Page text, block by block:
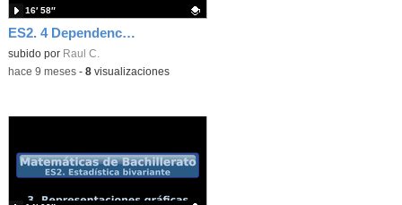
ES2. 4 Dependencia y correlación
Contenido educativo.
subido por Raul C.
16′ 58″
-hace 9 meses- 8visualizaciones